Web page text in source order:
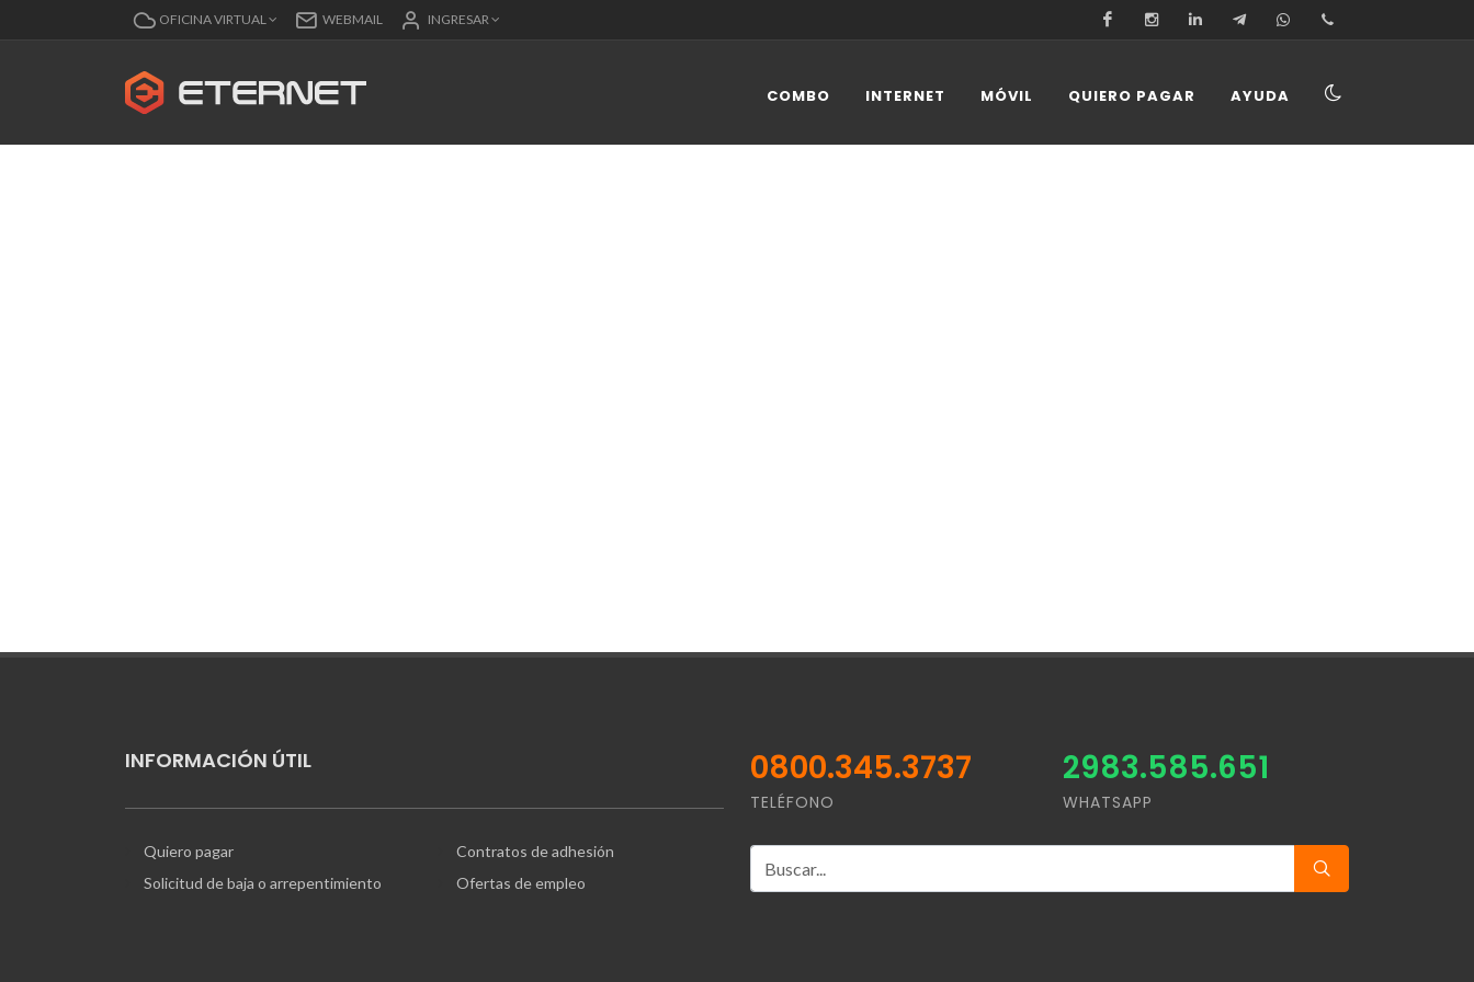
OFICINA VIRTUAL WEBMAIL INGRESAR FacebookInstagramLinkedinTelegramWhatsapp
COMBO INTERNET MÓVIL QUIERO PAGAR AYUDA
INFORMACIÓN ÚTIL
Quiero pagar
Solicitud de baja o arrepentimiento
Contratos de adhesión
Ofertas de empleo
0800.345.3737
TELÉFONO
2983.585.651
WHATSAPP